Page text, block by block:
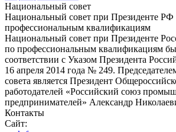
Национальный совет
Национальный совет при Президенте РФ
профессиональным квалификациям
Национальный совет при Президенте
по профессиональным квалификациям
соответствии с Указом Президента
16 апреля 2014 года № 249.
совета является Президент
работодателей «Российский союз
предпринимателей» Александр
Контакты
Сайт: